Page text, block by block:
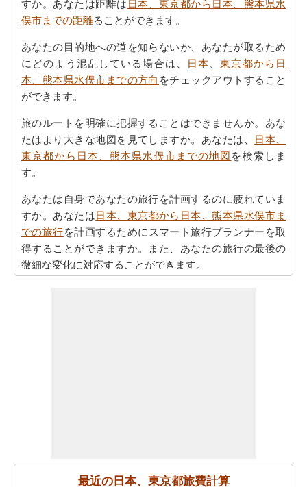
すか。あなたは距離は 日本、東京都から日本、熊本県水
俣市までの距離ることができます。
あなたの目的地への道を知らないか、あなたが取るため
にどのよう混乱している場合は、
日本、東京都から日
本、熊本県水俣市までの方向 をチェックアウトすること
ができます。
旅のルートを明確に把握することはできませんか。あな
たはより大きな地図を見てしますか。あなたは、
日本、
東京都から日本、熊本県水俣市までの地図 を検索しま
す。
あなたは自身であなたの旅行を計画するのに疲れていま
すか。あなたは日本、東京都から日本、熊本県水俣市ま
での旅行を計画するためにスマート旅行プランナーを取
得することができますか。また、あなたの旅行の最後の
微細な変化に対応することができます。
日本、東京都から日本、熊本県水俣市までの飛行
最近の日本、東京都旅費計算